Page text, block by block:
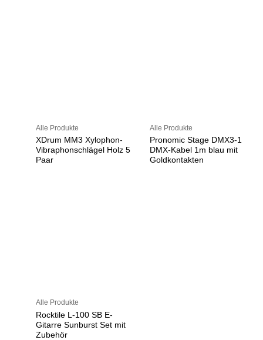
Alle Produkte
XDrum MM3 Xylophon-
Vibraphonschlägel Holz 5
Paar
Alle Produkte
Pronomic Stage DMX3-1
DMX-Kabel 1m blau mit
Goldkontakten
Alle Produkte
Rocktile L-100 SB E-
Gitarre Sunburst Set mit
Zubehör